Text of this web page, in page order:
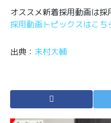
オススメ新着採用動画は採
採用動画トピックスはこち
出典： 末村大輔